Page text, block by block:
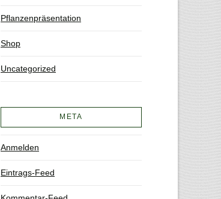
Pflanzenpräsentation
Shop
Uncategorized
META
Anmelden
Eintrags-Feed